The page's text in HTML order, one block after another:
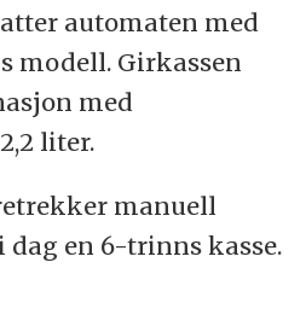
automaten med
modell. Girkassen
med
liter.
manuell
en 6-trinns kasse.